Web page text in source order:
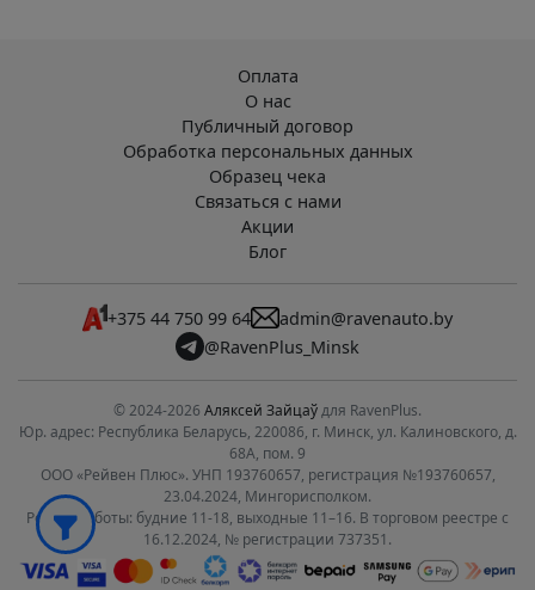
Оплата
О нас
Публичный договор
Обработка персональных данных
Образец чека
Связаться с нами
Акции
Блог
+375 44 750 99 64
admin@ravenauto.by
@RavenPlus_Minsk
© 2024-2026 Аляксей Зайцаўдля RavenPlus.
Юр. адрес: Республика Беларусь, 220086, г. Минск, ул. Калиновского, д.
68А, пом. 9
ООО «Рейвен Плюс». УНП 193760657, регистрация №193760657,
23.04.2024, Мингорисполком.
Режим работы: будние 11-18, выходные 11–16. В торговом реестре с
16.12.2024, № регистрации 737351.